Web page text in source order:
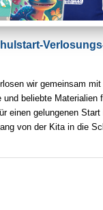
wir gemeinsam
beliebte Materialien
einen gelungenen Start
von der Kita in die